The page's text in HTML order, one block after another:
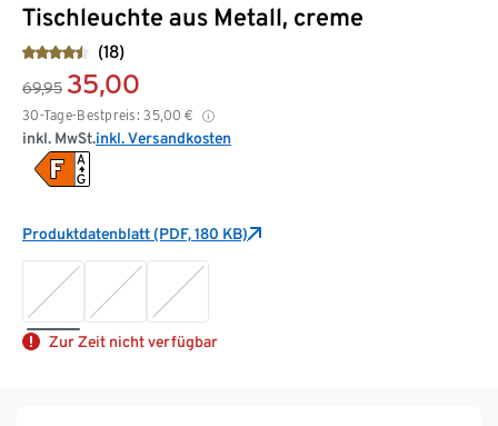
Tischleuchte aus Metall, creme
(18)
69,95 35,00
30-Tage-Bestpreis: 35,00 €
inkl. MwSt.inkl. Versandkosten
Produktdatenblatt (PDF, 180 KB)
Zur Zeit nicht verfügbar